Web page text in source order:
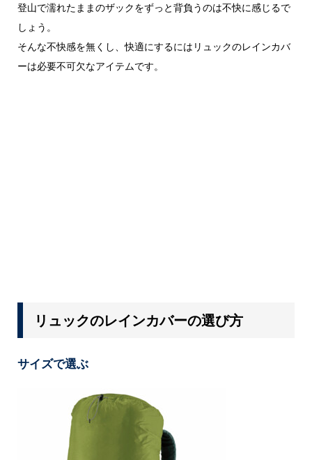
登山で濡れたままのザックをずっと背負うのは不快に感じるで
しょう。
そんな不快感を無くし、快適にするにはリュックのレインカバ
ーは必要不可欠なアイテムです。
リュックのレインカバーの選び方
サイズで選ぶ